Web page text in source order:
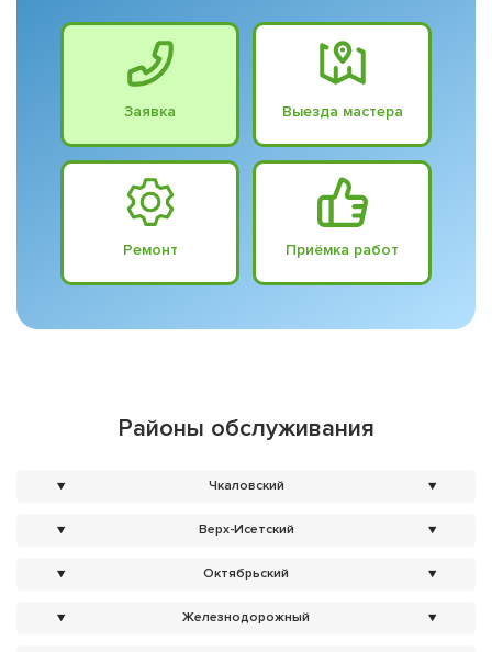
Заявка Выезда мастера
Ремонт Приёмка работ
Районы обслуживания
▼ Чкаловский ▼
▼ Верх-Исетский ▼
▼ Октябрьский ▼
▼ Железнодорожный ▼